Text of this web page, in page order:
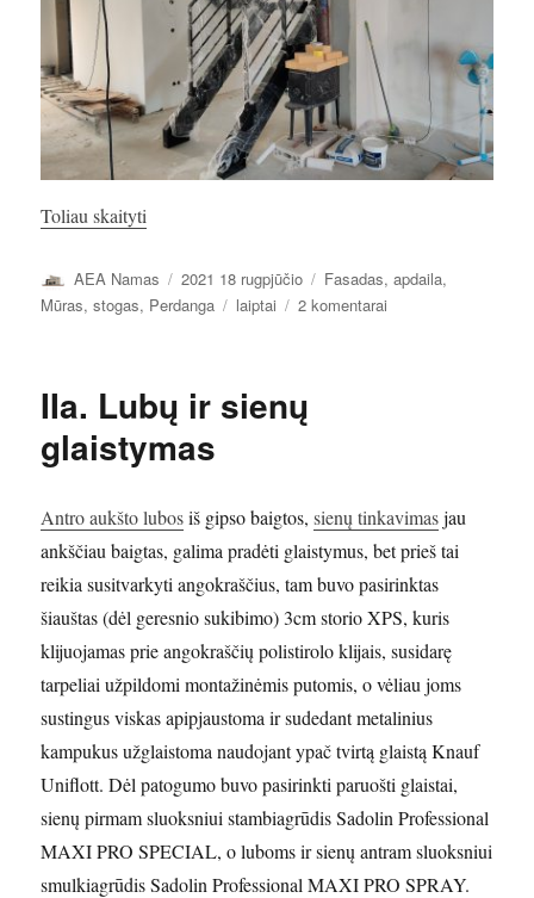
Toliau skaityti
Autorius
AEA Namas Paskelbta
2021 18 rugpjūčio Kategorijos
Fasadas, apdaila,
Mūras, stogas, Perdanga Žymos
laiptai 2 komentarai
IIa. Lubų ir sienų
glaistymas
Antro aukšto lubosiš gipso baigtos,sienų tinkavimasjau
ankščiau baigtas, galima pradėti glaistymus, bet prieš tai
reikia susitvarkyti angokraščius, tam buvo pasirinktas
šiauštas (dėl geresnio sukibimo) 3cm storio XPS, kuris
klijuojamas prie angokraščių polistirolo klijais, susidarę
tarpeliai užpildomi montažinėmis putomis, o vėliau joms
sustingus viskas apipjaustoma ir sudedant metalinius
kampukus užglaistoma naudojant ypač tvirtą glaistą Knauf
Uniflott. Dėl patogumo buvo pasirinkti paruošti glaistai,
sienų pirmam sluoksniui stambiagrūdis Sadolin Professional
MAXI PRO SPECIAL, o luboms ir sienų antram sluoksniui
smulkiagrūdis Sadolin Professional MAXI PRO SPRAY.